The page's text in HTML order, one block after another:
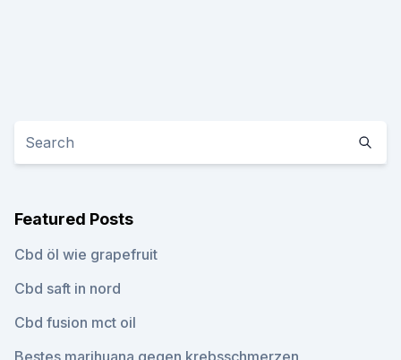
Featured Posts
Cbd öl wie grapefruit
Cbd saft in nord
Cbd fusion mct oil
Bestes marihuana gegen krebsschmerzen